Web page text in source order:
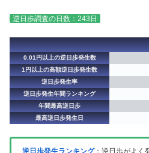
逆日歩調査の日数：243日
0.01円以上の逆日歩発生数
1円以上の高額逆日歩発生数
逆日歩発生率
逆日歩発生年間ランキング
年間最高逆日歩
最高逆日歩発生日